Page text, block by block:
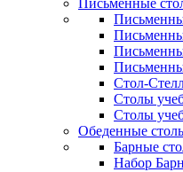
Письменные
Стол-
Столы
Столы
Обеденные
Барные
Набор